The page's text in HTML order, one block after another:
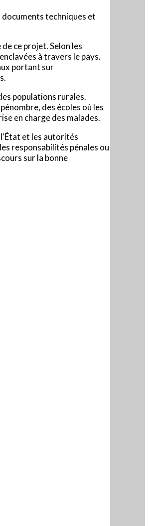
techniques et
ce projet. Selon les
à travers le pays.
portant sur
populations rurales.
des écoles où les
en charge des malades.
et les autorités
responsabilités pénales ou
sur la bonne